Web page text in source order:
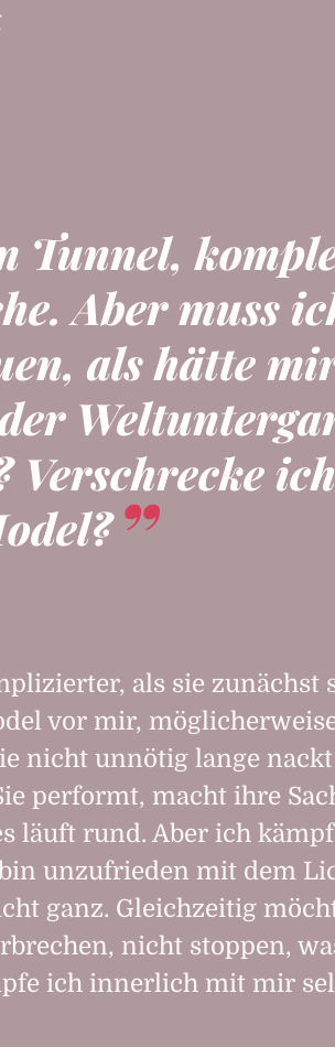
Tunnel,
Aber muss
als hätte
als sie zunächst
vor mir,
nicht unnötig lange nackt
performt, macht ihre
läuft rund. Aber ich
unzufrieden mit dem
ganz. Gleichzeitig
nicht stoppen,
ich innerlich mit mir